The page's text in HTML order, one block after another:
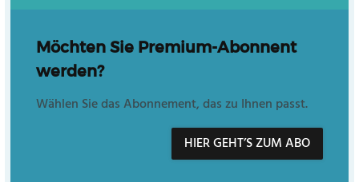
Möchten Sie Premium-Abonnent
werden?
Wählen Sie das Abonnement, das zu Ihnen passt.
HIER GEHT’S ZUM ABO